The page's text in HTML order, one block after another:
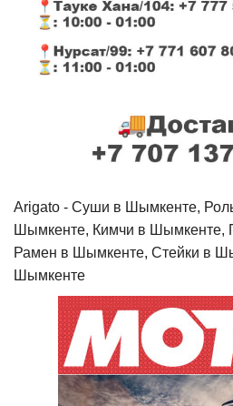
Arigato - Cуши в Шымкенте,
Шымкенте, Кимчи в Шымкенте,
Рамен в Шымкенте, Стейки в
Шымкенте